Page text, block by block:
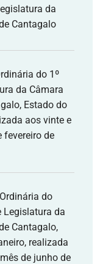
da
Cantagalo
do 1º
da Câmara
Estado do
aos vinte e
fevereiro de
do
Legislatura da
Cantagalo,
realizada
de junho de